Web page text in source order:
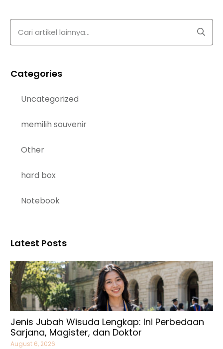
Categories
Uncategorized
memilih souvenir
Other
hard box
Notebook
Latest Posts
Jenis Jubah Wisuda Lengkap: Ini Perbedaan
Sarjana, Magister, dan Doktor
August 6, 2026